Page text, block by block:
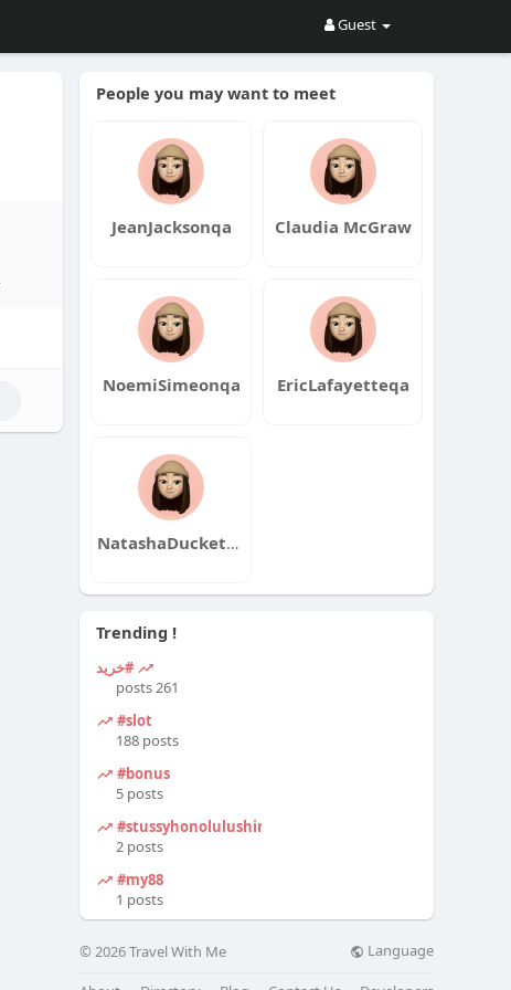
Guest
People you may want to meet
JeanJacksonqa Claudia McGraw
NoemiSimeonqa EricLafayetteqa
NatashaDuckettqa
Trending !
#خرید
261 posts
#slot
188 posts
#bonus
5 posts
#stussyhonolulushirt
2 posts
#my88
1 posts
© 2026 Travel With Me Language